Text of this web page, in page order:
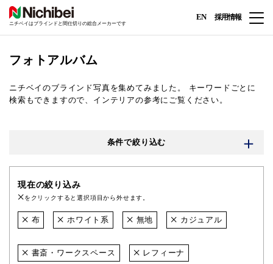
ニチベイはブラインドと間仕切りの総合メーカーです
EN 採用情報
フォトアルバム
ニチベイのブラインド写真を集めてみました。
キーワードごとに
検索もできますので、インテリアの参考にご覧ください。
条件で絞り込む
現在の絞り込み
をクリックすると選択項目から外せます。
布 ホワイト系 無地 カジュアル
書斎・ワークスペース レフィーナ